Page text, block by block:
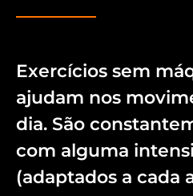
Exercícios sem
ajudam nos
dia. São
com alguma
(adaptados a cada